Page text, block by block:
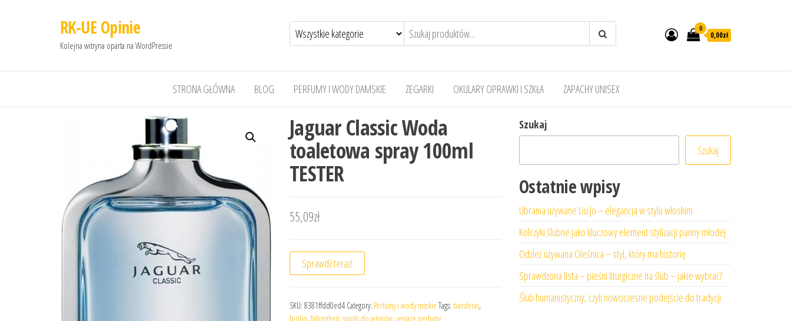
RK-UE Opinie
Kolejna witryna oparta na WordPressie
0
0,00zł
STRONA GŁÓWNA BLOG PERFUMY I WODY DAMSKIE ZEGARKI OKULARY OPRAWKI I SZKŁA ZAPACHY UNISEX
Jaguar Classic Woda
toaletowa spray 100ml
TESTER
55,09zł
Sprawdź teraz!
SKU: 8381ffdd0ed4 Category: Perfumy i wody męskie Tags: banderas,
bioliq, fahrenheit, spinki do włosów, versace perfumy
Szukaj
Szukaj
Ostatnie wpisy
Ubrania używane Liu Jo – elegancja w stylu włoskim
Kolczyki ślubne jako kluczowy element stylizacji panny młodej
Odzież używana Oleśnica – styl, który ma historię
Sprawdzona lista – pieśni liturgiczne na ślub – jakie wybrać?
Ślub humanistyczny, czyli nowoczesne podejście do tradycji